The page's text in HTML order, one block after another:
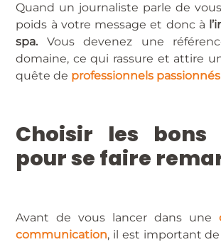
Quand un journaliste parle de
poids à votre message et donc à
spa. Vous devenez une
domaine, ce qui rassure et attire
quête de professionnels
Choisir les bons
pour se faire
Avant de vous lancer dans une
communication, il est important